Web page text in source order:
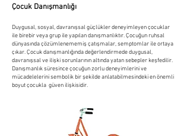
Çocuk Danışmanlığı
Duygusal, sosyal, davranışsal güçlükler deneyimleyen çocuklar
ile birebir veya grup ile yapılan danışmanlıktır. Çocuğun ruhsal
dünyasında çözümlenememiş çatışmalar, semptomlar ile ortaya
çıkar. Çocuk danışmanlığında değerlendirmede duygusal,
davranışsal ve ilişki sorunlarının altında yatan sebepler keşfedilir.
Danışmanlık süresince çocuğun zorlu deneyimlerini ve
mücadelelerini sembolik bir şekilde anlatabilmesindeki en önemli
boyut çocukla güven ilişkisidir.